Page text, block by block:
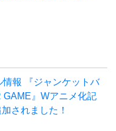
情報 『ジャンケットバ
GAME』Wアニメ化記
加されました！